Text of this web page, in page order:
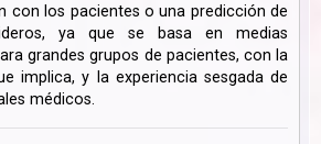
con los pacientes o una predicción de
ya que se basa en medias
grandes grupos de pacientes, con la
implica, y la experiencia sesgada de
médicos.